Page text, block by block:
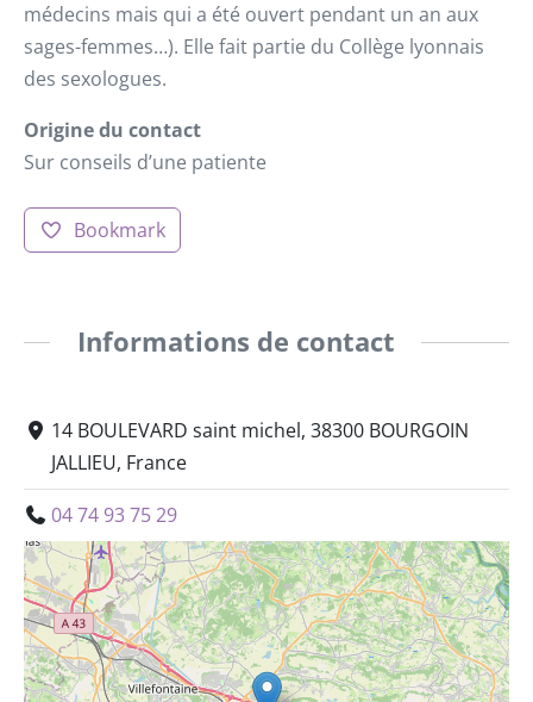
médecins mais qui a été ouvert pendant un an aux
sages-femmes…). Elle fait partie du Collège lyonnais
des sexologues.
Origine du contact
Sur conseils d’une patiente
Bookmark
Informations de contact
14 BOULEVARD saint michel, 38300 BOURGOIN
JALLIEU, France
04 74 93 75 29